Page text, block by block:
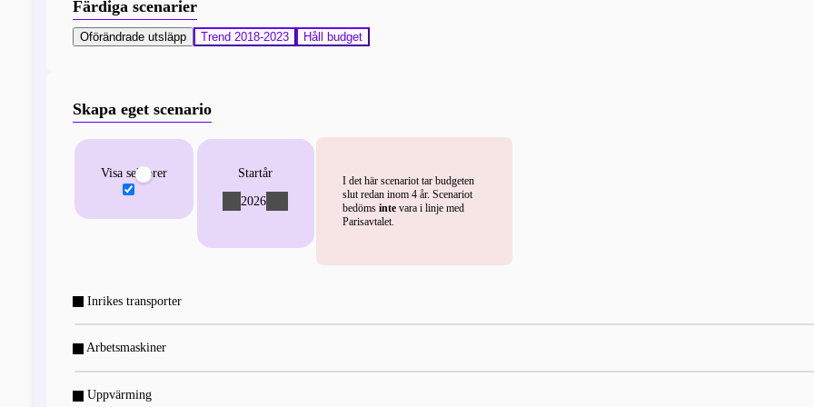
Färdiga scenarier
Oförändrade utsläpp Trend 2018-2023 Håll budget
Skapa eget scenario
Inrikes transporter
Arbetsmaskiner
Uppvärming
Visa sektorer Startår
2026
I det här scenariot tar budgeten
slut redan inom 4 år. Scenariot
bedöms intevara i linje med
Parisavtalet.